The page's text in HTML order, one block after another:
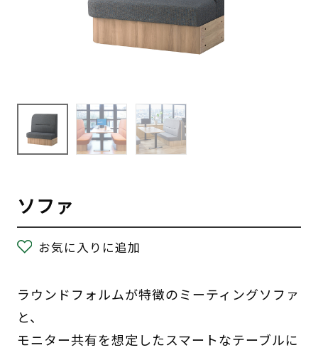
ソファ
お気に入りに追加
ラウンドフォルムが特徴のミーティングソファ
と、
モニター共有を想定したスマートなテーブルに